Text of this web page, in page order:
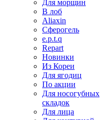
Для морщин
В лоб
Aliaxin
Сферогель
e.p.t.q
Repart
Новинки
Из Кореи
Для ягодиц
По акции
Для носогубных
складок
Для лица